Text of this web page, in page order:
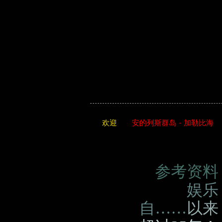
欢迎 安的列斯群岛 - 加勒比海
参考资料
娱乐
自…… 以来